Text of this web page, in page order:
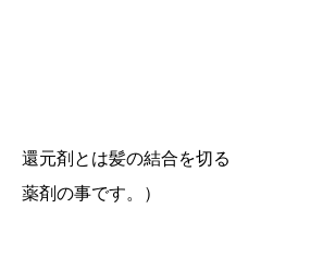
還元剤とは髪の結合を切る
薬剤の事です。）